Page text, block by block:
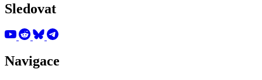
Sledovat
Navigace